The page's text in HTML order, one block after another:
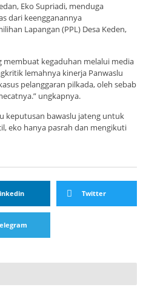
Eko Supriadi, menduga
dari keengganannya
Lapangan (PPL) Desa Keden,
membuat kegaduhan melalui media
lemahnya kinerja Panwaslu
pelanggaran pilkada, oleh sebab
ungkapnya.
keputusan bawaslu jateng untuk
eko hanya pasrah dan mengikuti
Twitter